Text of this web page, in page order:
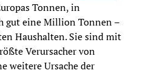
Tonnen, in
gut eine Million Tonnen –
Haushalten. Sie sind mit
Verursacher von
weitere Ursache der